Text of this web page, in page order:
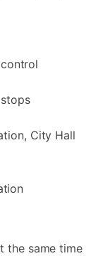
City Hall
the same time